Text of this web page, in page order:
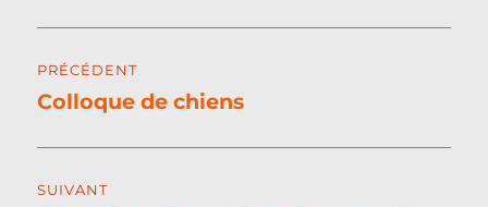
de
PRÉCÉDENT
Publication
Colloque de chiens
SUIVANT